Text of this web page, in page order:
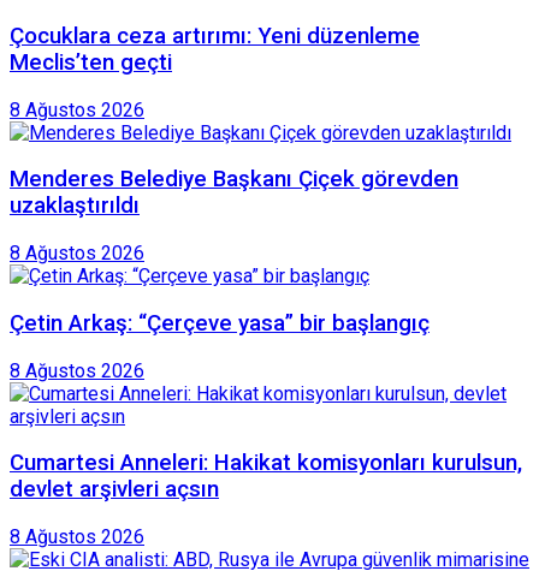
Çocuklara ceza artırımı: Yeni düzenleme
Meclis’ten geçti
8 Ağustos 2026
Menderes Belediye Başkanı Çiçek görevden
uzaklaştırıldı
8 Ağustos 2026
Çetin Arkaş: “Çerçeve yasa” bir başlangıç
8 Ağustos 2026
Cumartesi Anneleri: Hakikat komisyonları kurulsun,
devlet arşivleri açsın
8 Ağustos 2026